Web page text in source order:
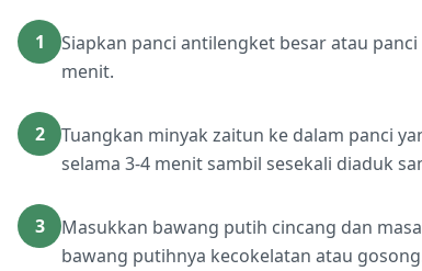
1
Siapkan panci antilengket besar atau
menit.
2
Tuangkan minyak zaitun ke dalam panci
selama 3-4 menit sambil sesekali diaduk
3
Masukkan bawang putih cincang dan
bawang putihnya kecokelatan atau